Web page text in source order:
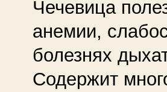
Чечевица
анемии,
болезнях
Содержит